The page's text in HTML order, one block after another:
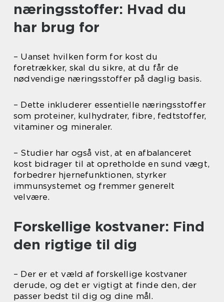
næringsstoffer: Hvad du
har brug for
– Uanset hvilken form for kost du
foretrækker, skal du sikre, at du får de
nødvendige næringsstoffer på daglig basis.
– Dette inkluderer essentielle næringsstoffer
som proteiner, kulhydrater, fibre, fedtstoffer,
vitaminer og mineraler.
– Studier har også vist, at en afbalanceret
kost bidrager til at opretholde en sund vægt,
forbedrer hjernefunktionen, styrker
immunsystemet og fremmer generelt
velvære.
Forskellige kostvaner: Find
den rigtige til dig
– Der er et væld af forskellige kostvaner
derude, og det er vigtigt at finde den, der
passer bedst til dig og dine mål.